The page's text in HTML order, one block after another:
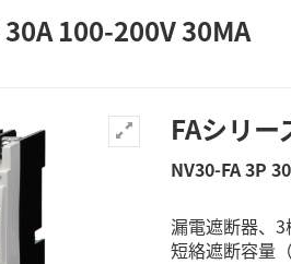
100-200V 30MA
FAシリー
NV30-FA 3P
漏電遮断器、
短絡遮断容量